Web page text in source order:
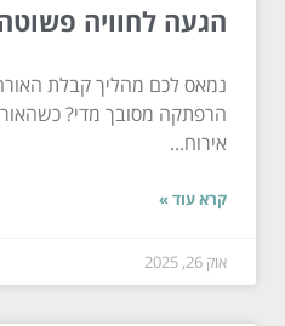
הגעה לחוויה
נמאס לכם מהליך קבלת
הרפתקה מסובך מדי?
אירוח...
קרא עוד »
אוק 26, 2025